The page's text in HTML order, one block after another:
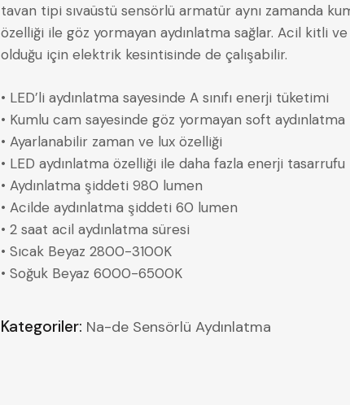
tavan tipi sıvaüstü sensörlü armatür aynı zamanda
özelliği ile göz yormayan aydınlatma sağlar. Acil kitli ve
olduğu için elektrik kesintisinde de çalışabilir.
• LED’li aydınlatma sayesinde A sınıfı enerji tüketimi
• Kumlu cam sayesinde göz yormayan soft aydınlatma
• Ayarlanabilir zaman ve lux özelliği
• LED aydınlatma özelliği ile daha fazla enerji tasarrufu
• Aydınlatma şiddeti 980 lumen
• Acilde aydınlatma şiddeti 60 lumen
• 2 saat acil aydınlatma süresi
• Sıcak Beyaz 2800-3100K
• Soğuk Beyaz 6000-6500K
Kategoriler: Na-de Sensörlü Aydınlatma